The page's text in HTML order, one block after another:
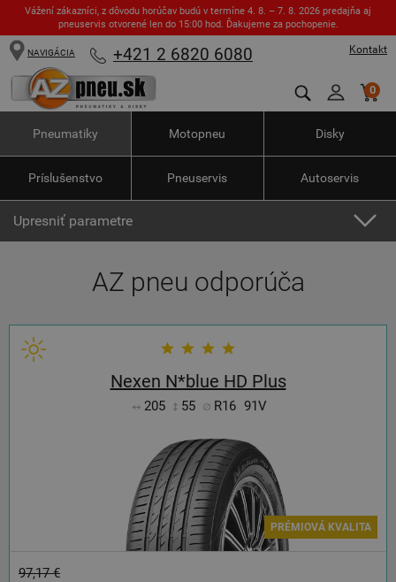
Vážení zákazníci, z dôvodu horúčav budú v termíne 4. 8. – 7. 8. 2026 predajňa aj
pneuservis otvorené len do 15:00 hod. Ďakujeme za pochopenie.
Kontakt
NAVIGÁCIA +421 2 6820 6080
0
Pneumatiky Motopneu Disky
Príslušenstvo Pneuservis Autoservis
Upresniť parametre
AZ pneu odporúča
Nexen N*blue HD Plus
205 55 R16 91V
PRÉMIOVÁ KVALITA
97,17 €